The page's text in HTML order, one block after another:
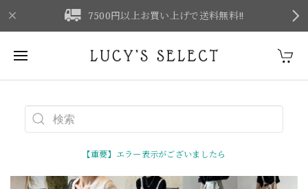
7500円以上お買い上げで送料無料‼
【重要】エラー表示がございましたら